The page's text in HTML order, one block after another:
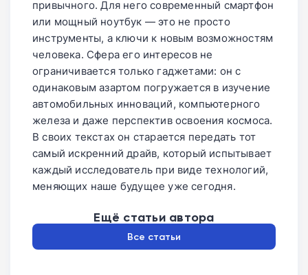
итерации устройства.
привычного. Для него современный смартфон
или мощный ноутбук — это не просто
инструменты, а ключи к новым возможностям
человека. Сфера его интересов не
ограничивается только гаджетами: он с
одинаковым азартом погружается в изучение
автомобильных инноваций, компьютерного
железа и даже перспектив освоения космоса.
В своих текстах он старается передать тот
самый искренний драйв, который испытывает
каждый исследователь при виде технологий,
меняющих наше будущее уже сегодня.
Ещё статьи автора
Все статьи